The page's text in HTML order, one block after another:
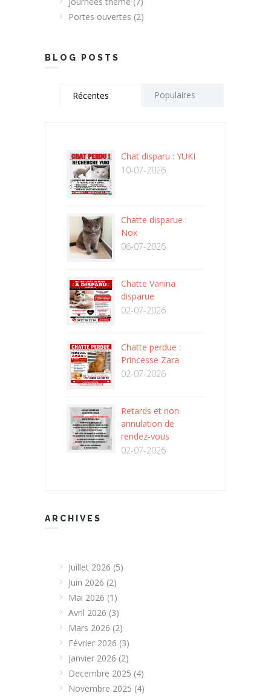
Portes ouvertes (2)
BLOG POSTS
Récentes Populaires
Chat disparu : YUKI
10-07-2026
Chatte disparue :
Nox
06-07-2026
Chatte Vanina
disparue
02-07-2026
Chatte perdue :
Princesse Zara
02-07-2026
Retards et non
annulation de
rendez-vous
02-07-2026
ARCHIVES
Juillet 2026 (5)
Juin 2026 (2)
Mai 2026 (1)
Avril 2026 (3)
Mars 2026 (2)
Février 2026 (3)
Janvier 2026 (2)
Decembre 2025 (4)
Novembre 2025 (4)